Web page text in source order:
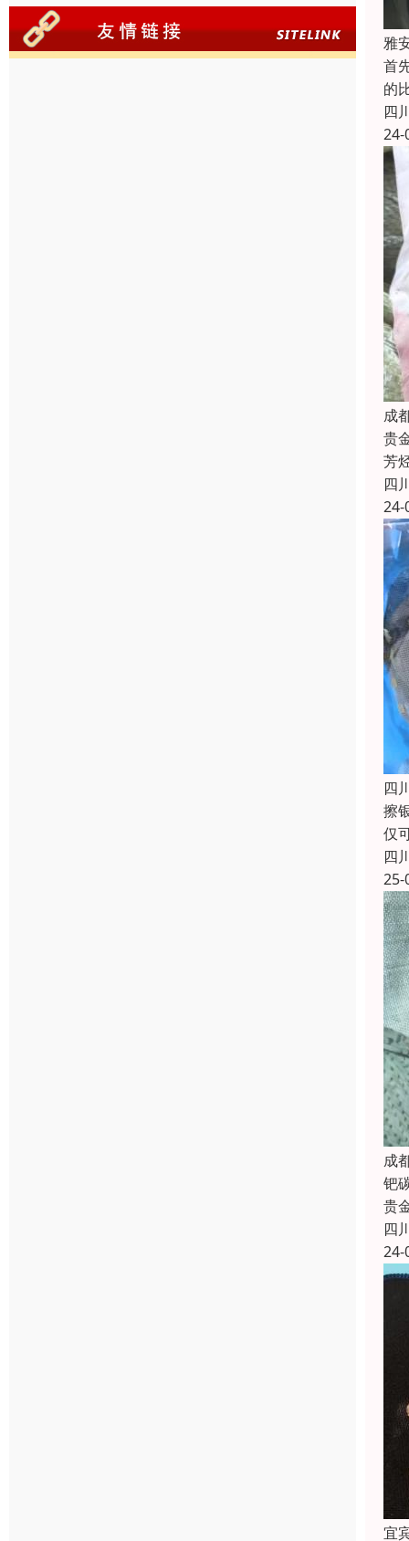
雅
首
的
四
24-
成
贵
芳
四
24-
四
擦
仅
四
25-
成
钯
贵
四
24-
宜